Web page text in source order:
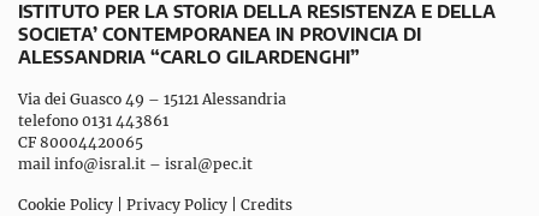
ISTITUTO PER LA STORIA DELLA RESISTENZA E DELLA
SOCIETA’ CONTEMPORANEA IN PROVINCIA DI
ALESSANDRIA “CARLO GILARDENGHI”
Via dei Guasco 49 – 15121 Alessandria
telefono 0131 443861
CF 80004420065
mail info@isral.it – isral@pec.it
Cookie Policy Privacy Policy Credits